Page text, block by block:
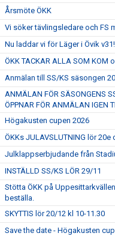
Årsmöte ÖKK
Vi söker tävlingsledare och FS
Nu laddar vi för Läger i Övik v31!
ÖKK TACKAR ALLA SOM KOM
Anmälan till SS/KS säsongen
ANMÄLAN FÖR SÄSONGENS
ÖPPNAR FÖR ANMÄLAN IGEN
Högakusten cupen 2026
ÖKKs JULAVSLUTNING lör 20e
Julklappserbjudande från
INSTÄLLD SS/KS LÖR 29/11
Stötta ÖKK på
beställa.
SKYTTIS lör 20/12 kl 10-11.30
Save the date - Högakusten